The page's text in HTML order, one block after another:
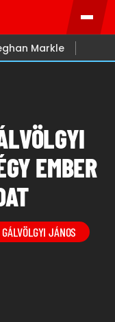
Markle
EMBER
GÁLVÖLGYI JÁNOS